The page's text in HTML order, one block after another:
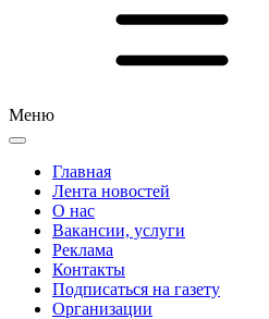
Меню
Главная
Лента новостей
О нас
Вакансии, услуги
Реклама
Контакты
Подписаться на газету
Организации